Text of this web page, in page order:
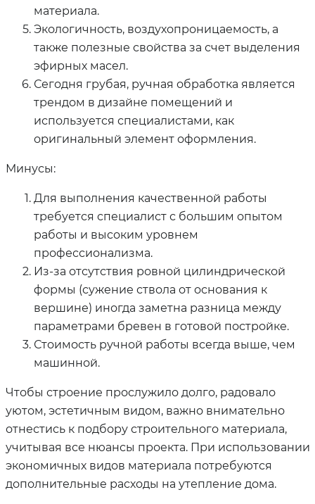
материала.
Экологичность, воздухопроницаемость, а
также полезные свойства за счет выделения
эфирных масел.
Сегодня грубая, ручная обработка является
трендом в дизайне помещений и
используется специалистами, как
оригинальный элемент оформления.
Минусы:
Для выполнения качественной работы
требуется специалист с большим опытом
работы и высоким уровнем
профессионализма.
Из-за отсутствия ровной цилиндрической
формы (сужение ствола от основания к
вершине) иногда заметна разница между
параметрами бревен в готовой постройке.
Стоимость ручной работы всегда выше, чем
машинной.
Чтобы строение прослужило долго, радовало
уютом, эстетичным видом, важно внимательно
отнестись к подбору строительного материала,
учитывая все нюансы проекта. При использовании
экономичных видов материала потребуются
дополнительные расходы на утепление дома.